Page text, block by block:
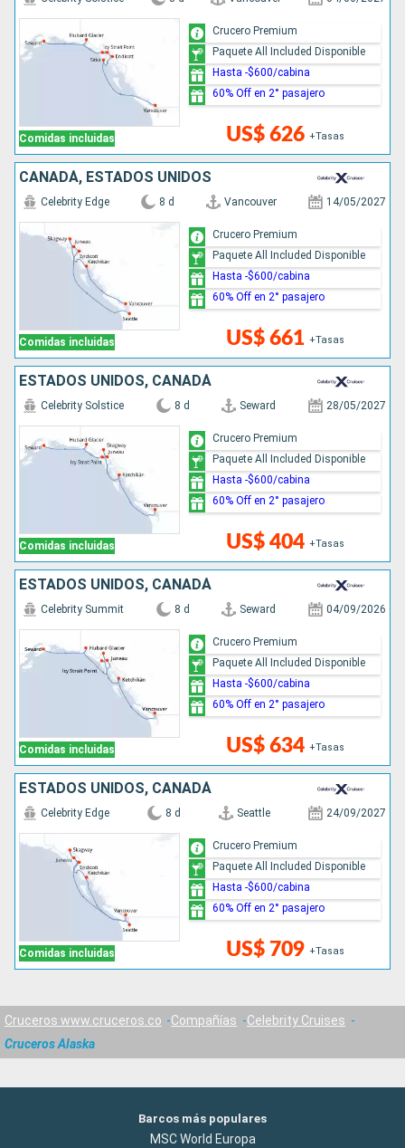
Comidas incluidas US$ 626 +Tasas
Crucero Premium
Paquete All Included Disponible
Hasta -$600/cabina
60% Off en 2° pasajero
CANADÁ, ESTADOS UNIDOS
Comidas incluidas
Celebrity Edge 8 d Vancouver 14/05/2027
US$ 661 +Tasas
Crucero Premium
Paquete All Included Disponible
Hasta -$600/cabina
60% Off en 2° pasajero
ESTADOS UNIDOS, CANADÁ
Comidas incluidas
Celebrity Solstice 8 d Seward 28/05/2027
US$ 404 +Tasas
Crucero Premium
Paquete All Included Disponible
Hasta -$600/cabina
60% Off en 2° pasajero
ESTADOS UNIDOS, CANADÁ
Comidas incluidas
Celebrity Summit 8 d Seward 04/09/2026
US$ 634 +Tasas
Crucero Premium
Paquete All Included Disponible
Hasta -$600/cabina
60% Off en 2° pasajero
ESTADOS UNIDOS, CANADÁ
Comidas incluidas
Celebrity Edge 8 d Seattle 24/09/2027
US$ 709 +Tasas
Crucero Premium
Paquete All Included Disponible
Hasta -$600/cabina
60% Off en 2° pasajero
Cruceros www.cruceros.co Compañías
Celebrity Cruises
Cruceros Alaska
Barcos más populares
MSC World Europa